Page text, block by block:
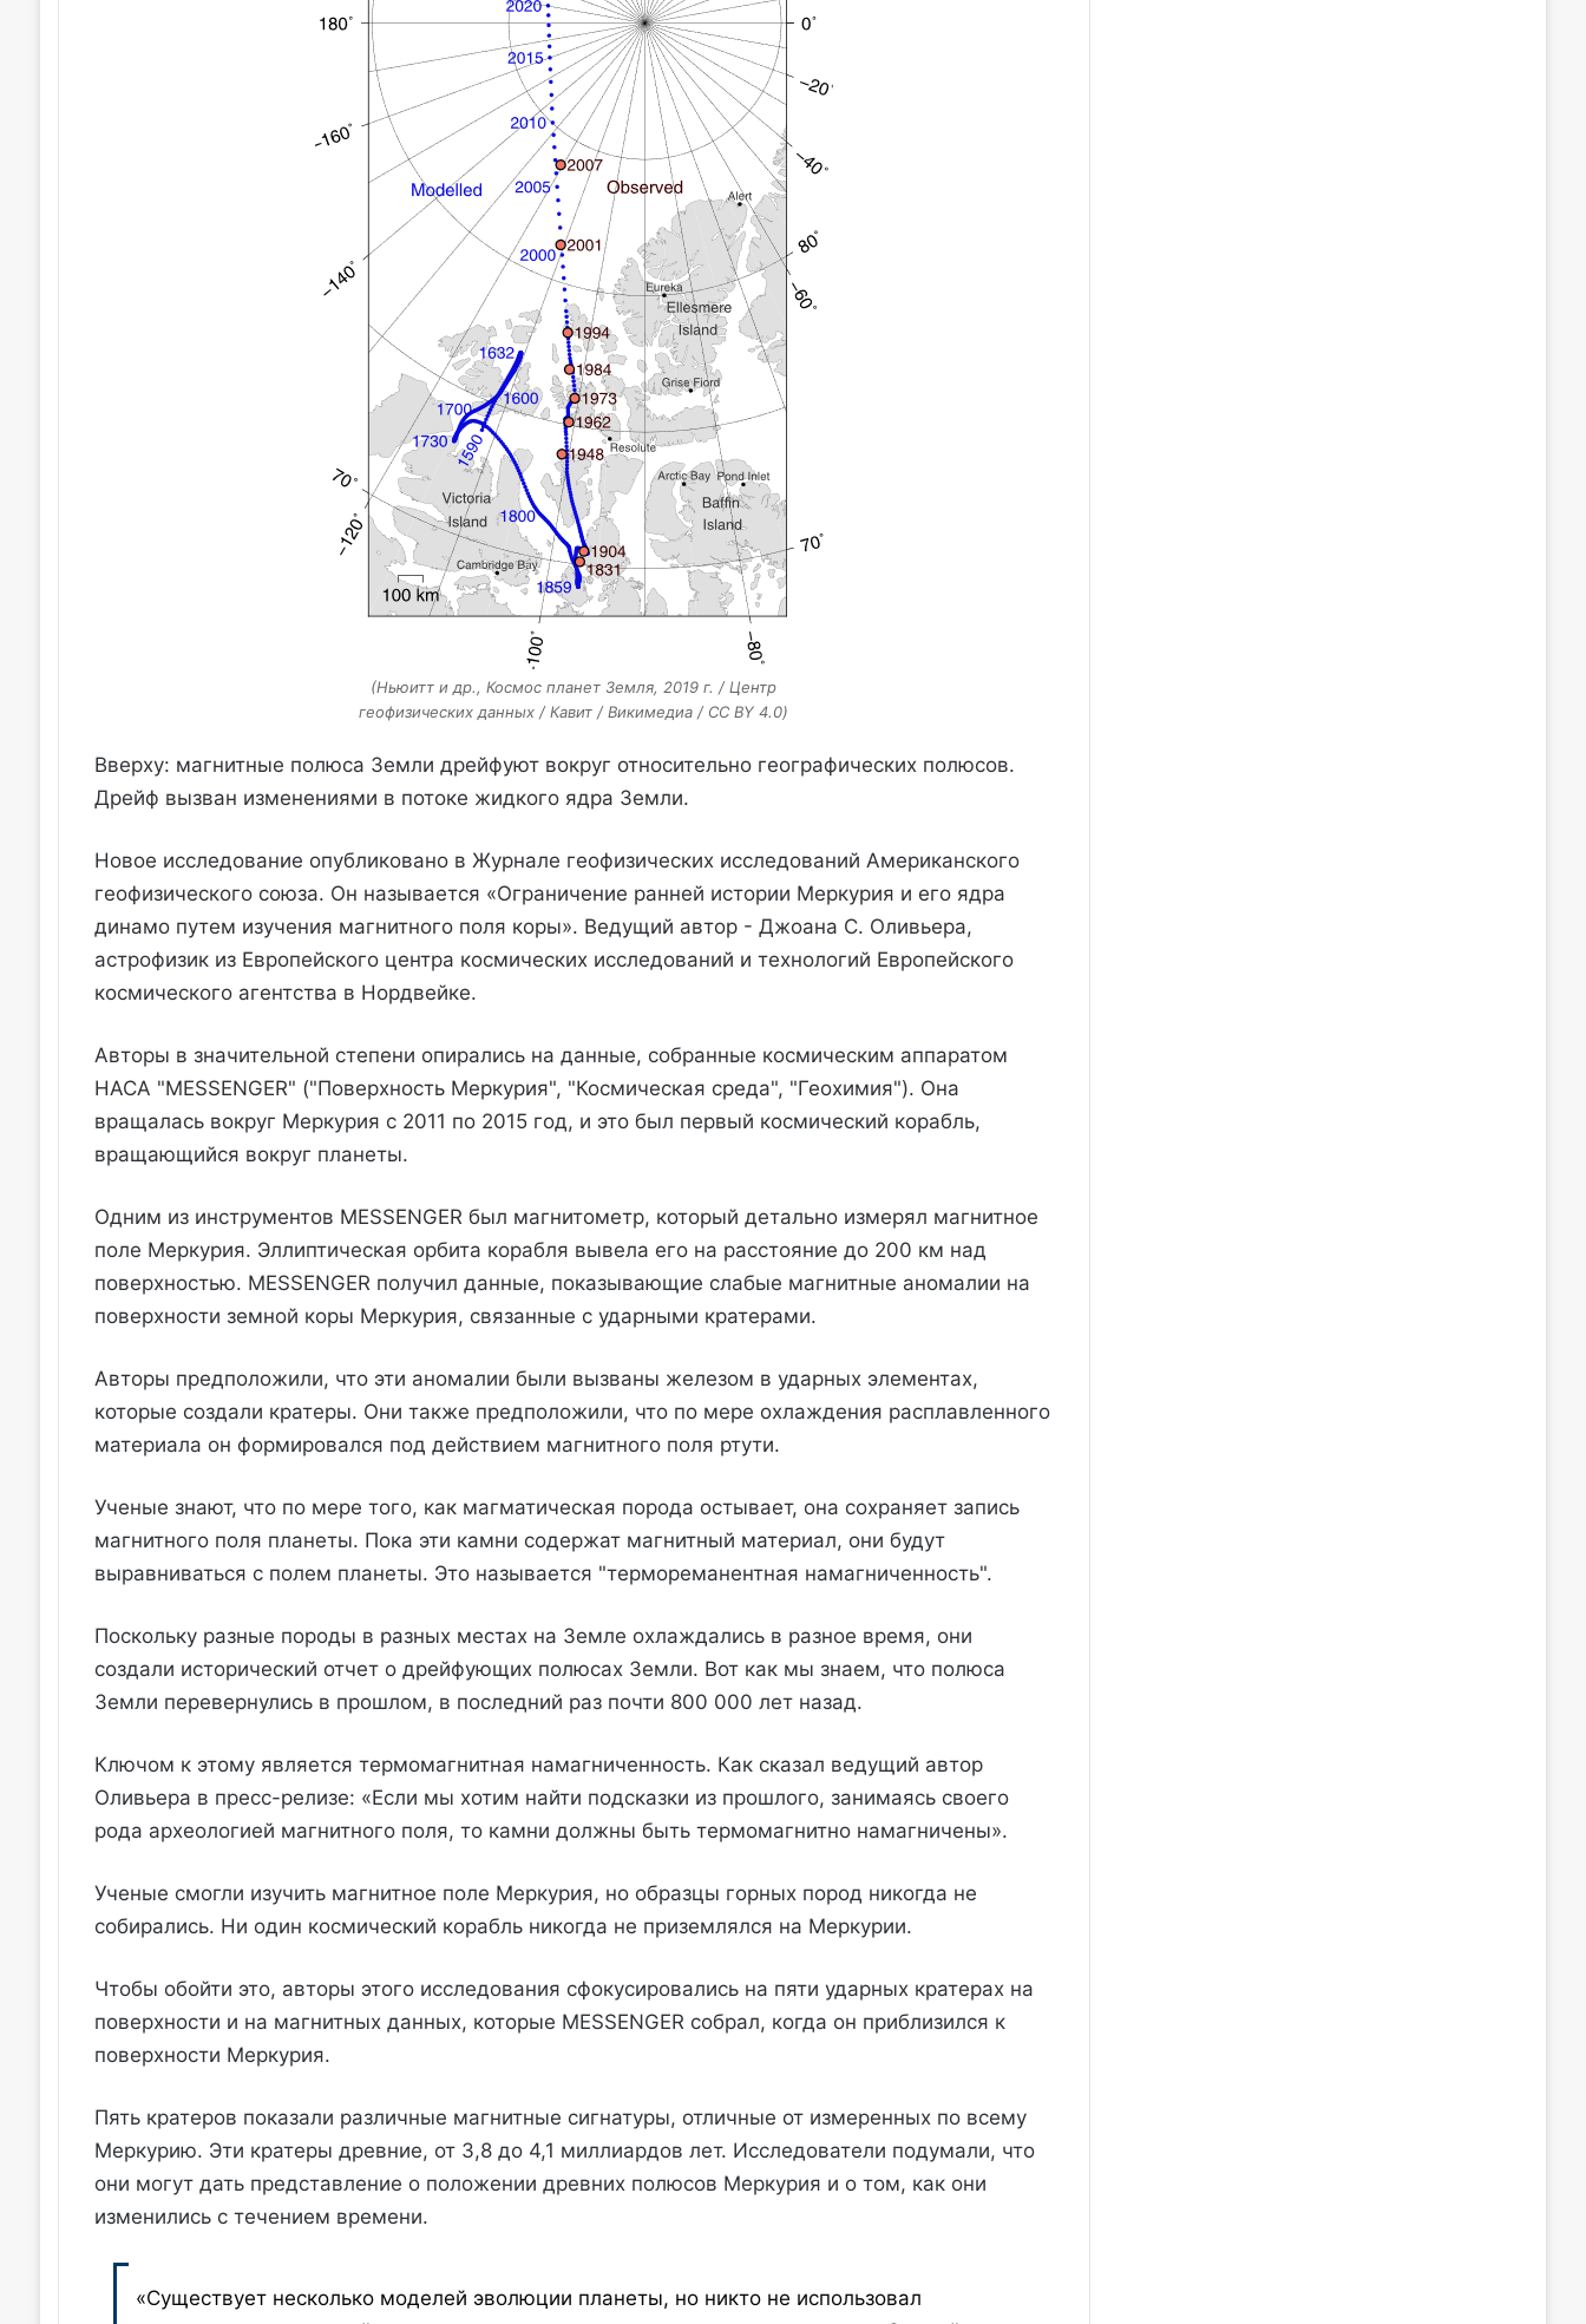
(Ньюитт и др., Космос планет Земля, 2019 г. / Центр
геофизических данных / Кавит / Викимедиа / CC BY 4.0)
Вверху: магнитные полюса Земли дрейфуют вокруг относительно географических полюсов.
Дрейф вызван изменениями в потоке жидкого ядра Земли.
Новое исследование опубликовано в Журнале геофизических исследований Американского
геофизического союза. Он называется «Ограничение ранней истории Меркурия и его ядра
динамо путем изучения магнитного поля коры». Ведущий автор - Джоана С. Оливьера,
астрофизик из Европейского центра космических исследований и технологий Европейского
космического агентства в Нордвейке.
Авторы в значительной степени опирались на данные, собранные космическим аппаратом
НАСА "MESSENGER" ("Поверхность Меркурия", "Космическая среда", "Геохимия"). Она
вращалась вокруг Меркурия с 2011 по 2015 год, и это был первый космический корабль,
вращающийся вокруг планеты.
Одним из инструментов MESSENGER был магнитометр, который детально измерял магнитное
поле Меркурия. Эллиптическая орбита корабля вывела его на расстояние до 200 км над
поверхностью. MESSENGER получил данные, показывающие слабые магнитные аномалии на
поверхности земной коры Меркурия, связанные с ударными кратерами.
Авторы предположили, что эти аномалии были вызваны железом в ударных элементах,
которые создали кратеры. Они также предположили, что по мере охлаждения расплавленного
материала он формировался под действием магнитного поля ртути.
Ученые знают, что по мере того, как магматическая порода остывает, она сохраняет запись
магнитного поля планеты. Пока эти камни содержат магнитный материал, они будут
выравниваться с полем планеты. Это называется "термореманентная намагниченность".
Поскольку разные породы в разных местах на Земле охлаждались в разное время, они
создали исторический отчет о дрейфующих полюсах Земли. Вот как мы знаем, что полюса
Земли перевернулись в прошлом, в последний раз почти 800 000 лет назад.
Ключом к этому является термомагнитная намагниченность. Как сказал ведущий автор
Оливьера в пресс-релизе: «Если мы хотим найти подсказки из прошлого, занимаясь своего
рода археологией магнитного поля, то камни должны быть термомагнитно намагничены».
Ученые смогли изучить магнитное поле Меркурия, но образцы горных пород никогда не
собирались. Ни один космический корабль никогда не приземлялся на Меркурии.
Чтобы обойти это, авторы этого исследования сфокусировались на пяти ударных кратерах на
поверхности и на магнитных данных, которые MESSENGER собрал, когда он приблизился к
поверхности Меркурия.
Пять кратеров показали различные магнитные сигнатуры, отличные от измеренных по всему
Меркурию. Эти кратеры древние, от 3,8 до 4,1 миллиардов лет. Исследователи подумали, что
они могут дать представление о положении древних полюсов Меркурия и о том, как они
изменились с течением времени.
«Существует несколько моделей эволюции планеты, но никто не использовал